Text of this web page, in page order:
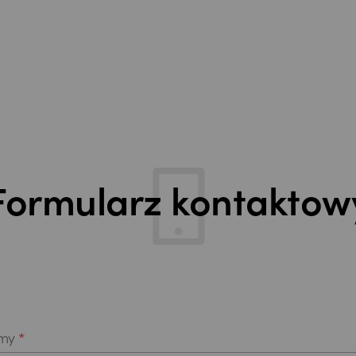
*